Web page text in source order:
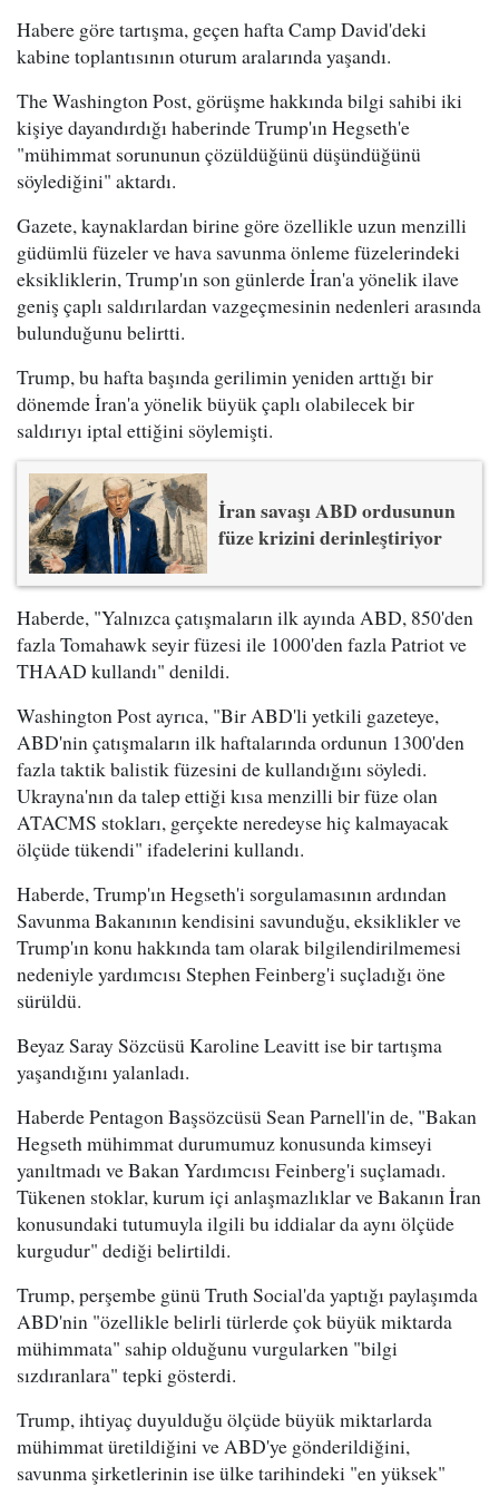
Habere göre tartışma, geçen hafta Camp David'deki
kabine toplantısının oturum aralarında yaşandı.
The Washington Post, görüşme hakkında bilgi sahibi iki
kişiye dayandırdığı haberinde Trump'ın Hegseth'e
"mühimmat sorununun çözüldüğünü düşündüğünü
söylediğini" aktardı.
Gazete, kaynaklardan birine göre özellikle uzun menzilli
güdümlü füzeler ve hava savunma önleme füzelerindeki
eksikliklerin, Trump'ın son günlerde İran'a yönelik ilave
geniş çaplı saldırılardan vazgeçmesinin nedenleri arasında
bulunduğunu belirtti.
Trump, bu hafta başında gerilimin yeniden arttığı bir
dönemde İran'a yönelik büyük çaplı olabilecek bir
saldırıyı iptal ettiğini söylemişti.
İran savaşı ABD ordusunun
füze krizini derinleştiriyor
Haberde, "Yalnızca çatışmaların ilk ayında ABD, 850'den
fazla Tomahawk seyir füzesi ile 1000'den fazla Patriot ve
THAAD kullandı" denildi.
Washington Post ayrıca, "Bir ABD'li yetkili gazeteye,
ABD'nin çatışmaların ilk haftalarında ordunun 1300'den
fazla taktik balistik füzesini de kullandığını söyledi.
Ukrayna'nın da talep ettiği kısa menzilli bir füze olan
ATACMS stokları, gerçekte neredeyse hiç kalmayacak
ölçüde tükendi" ifadelerini kullandı.
Haberde, Trump'ın Hegseth'i sorgulamasının ardından
Savunma Bakanının kendisini savunduğu, eksiklikler ve
Trump'ın konu hakkında tam olarak bilgilendirilmemesi
nedeniyle yardımcısı Stephen Feinberg'i suçladığı öne
sürüldü.
Beyaz Saray Sözcüsü Karoline Leavitt ise bir tartışma
yaşandığını yalanladı.
Haberde Pentagon Başsözcüsü Sean Parnell'in de, "Bakan
Hegseth mühimmat durumumuz konusunda kimseyi
yanıltmadı ve Bakan Yardımcısı Feinberg'i suçlamadı.
Tükenen stoklar, kurum içi anlaşmazlıklar ve Bakanın İran
konusundaki tutumuyla ilgili bu iddialar da aynı ölçüde
kurgudur" dediği belirtildi.
Trump, perşembe günü Truth Social'da yaptığı paylaşımda
ABD'nin "özellikle belirli türlerde çok büyük miktarda
mühimmata" sahip olduğunu vurgularken "bilgi
sızdıranlara" tepki gösterdi.
Trump, ihtiyaç duyulduğu ölçüde büyük miktarlarda
mühimmat üretildiğini ve ABD'ye gönderildiğini,
savunma şirketlerinin ise ülke tarihindeki "en yüksek"